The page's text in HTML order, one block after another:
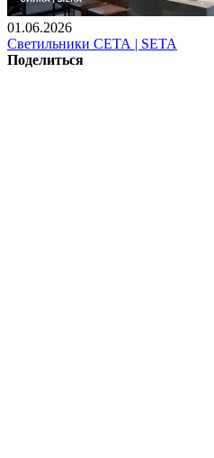
01.06.2026
Светильники СЕТА | SETA
Поделиться